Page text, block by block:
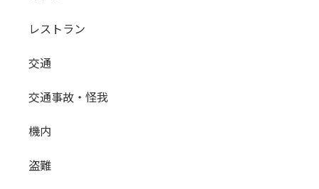
レストラン
交通
交通事故・怪我
機内
盗難